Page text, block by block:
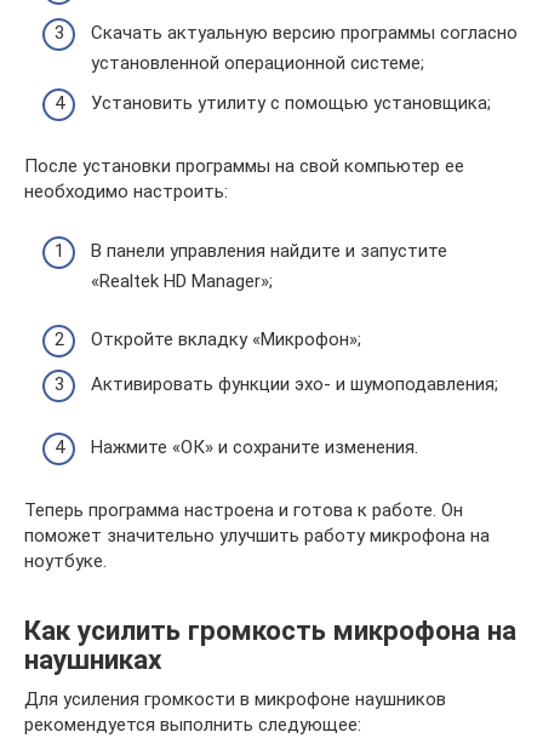
Скачать актуальную версию программы согласно
установленной операционной системе;
Установить утилиту с помощью установщика;
После установки программы на свой компьютер ее
необходимо настроить:
В панели управления найдите и запустите
«Realtek HD Manager»;
Откройте вкладку «Микрофон»;
Активировать функции эхо- и шумоподавления;
Нажмите «ОК» и сохраните изменения.
Теперь программа настроена и готова к работе. Он
поможет значительно улучшить работу микрофона на
ноутбуке.
Как усилить громкость микрофона на
наушниках
Для усиления громкости в микрофоне наушников
рекомендуется выполнить следующее: